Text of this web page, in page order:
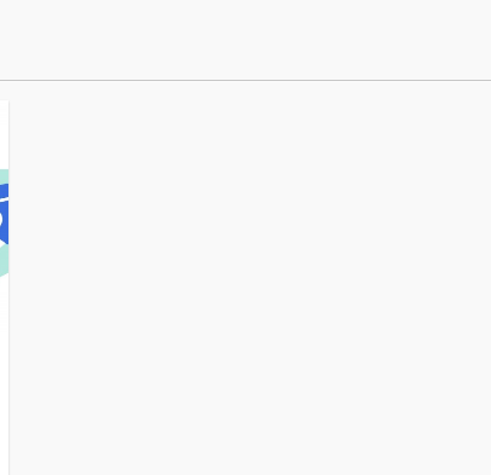
ィンズと宮川剛の多彩
ィンズと宮川剛の多彩
品初参